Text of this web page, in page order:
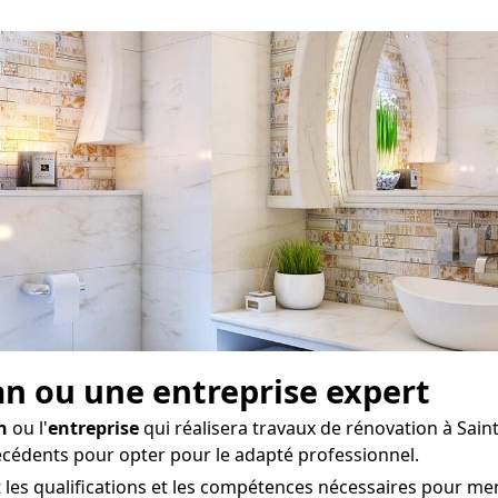
ou une entreprise expert
ou l'entreprisequi réalisera travaux de rénovation à
pour opter pour le adapté professionnel.
qualifications et les compétences nécessaires pour